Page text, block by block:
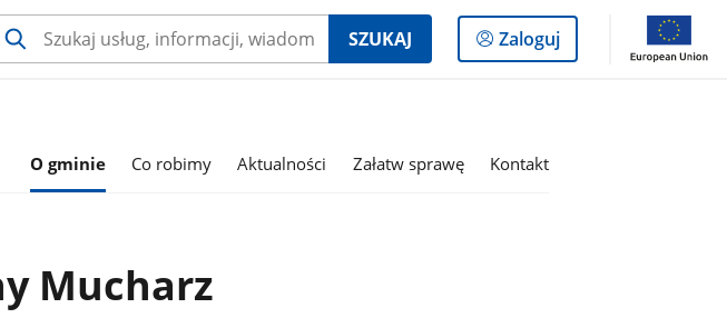
SZUKAJ
Logowanie
do
Zaloguj
O gminie Co robimy Aktualności Załatw sprawę Kontakt
Mucharz